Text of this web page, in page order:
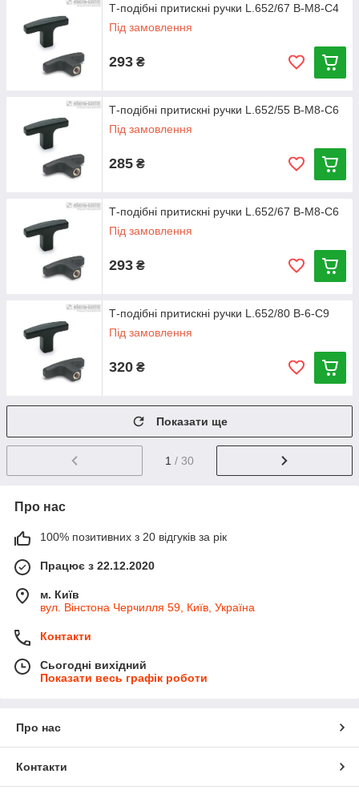
Т-подібні притискні ручки L.652/67 B-M8-C4
Під замовлення
293 ₴
Т-подібні притискні ручки L.652/55 B-M8-C6
Під замовлення
285 ₴
Т-подібні притискні ручки L.652/67 B-M8-C6
Під замовлення
293 ₴
Т-подібні притискні ручки L.652/80 B-6-C9
Під замовлення
320 ₴
Показати ще
1 / 30
Про нас
100% позитивних з 20 відгуків за рік
Працює з 22.12.2020
м. Київ
вул. Вінстона Черчилля 59, Київ, Україна
Контакти
Сьогодні вихідний
Показати весь графік роботи
Про нас
Контакти